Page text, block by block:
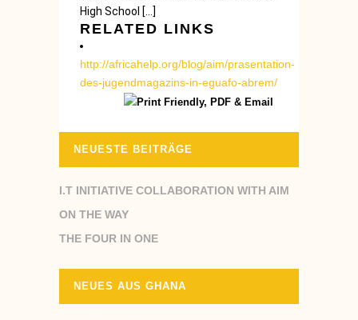
High School […]
RELATED LINKS
http://africahelp.org/blog/aim/prasentation-
des-jugendmagazins-in-eguafo-abrem/
NEUESTE BEITRÄGE
I.T INITIATIVE COLLABORATION WITH AIM
ON THE WAY
THE FOUR IN ONE
NEUES AUS GHANA